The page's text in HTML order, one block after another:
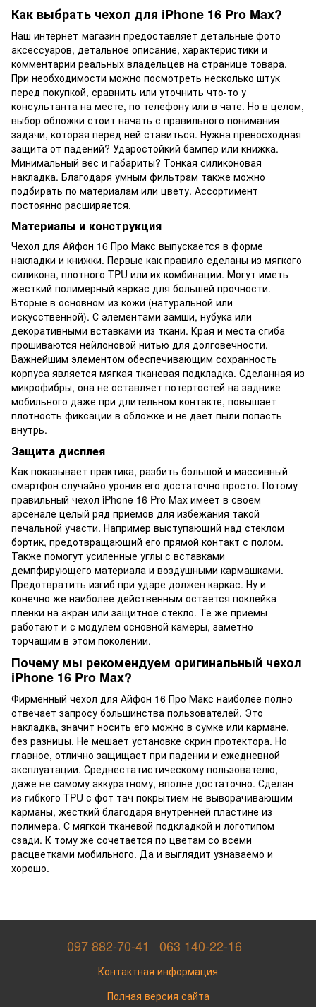
Как выбрать чехол для iPhone 16 Pro Max?
Наш интернет-магазин предоставляет детальные фото
аксессуаров, детальное описание, характеристики и
комментарии реальных владельцев на странице товара.
При необходимости можно посмотреть несколько штук
перед покупкой, сравнить или уточнить что-то у
консультанта на месте, по телефону или в чате. Но в целом,
выбор обложки стоит начать с правильного понимания
задачи, которая перед ней ставиться. Нужна превосходная
защита от падений? Ударостойкий бампер или книжка.
Минимальный вес и габариты? Тонкая силиконовая
накладка. Благодаря умным фильтрам также можно
подбирать по материалам или цвету. Ассортимент
постоянно расширяется.
Материалы и конструкция
Чехол для Айфон 16 Про Макс выпускается в форме
накладки и книжки. Первые как правило сделаны из мягкого
силикона, плотного TPU или их комбинации. Могут иметь
жесткий полимерный каркас для большей прочности.
Вторые в основном из кожи (натуральной или
искусственной). С элементами замши, нубука или
декоративными вставками из ткани. Края и места сгиба
прошиваются нейлоновой нитью для долговечности.
Важнейшим элементом обеспечивающим сохранность
корпуса является мягкая тканевая подкладка. Сделанная из
микрофибры, она не оставляет потертостей на заднике
мобильного даже при длительном контакте, повышает
плотность фиксации в обложке и не дает пыли попасть
внутрь.
Защита дисплея
Как показывает практика, разбить большой и массивный
смартфон случайно уронив его достаточно просто. Потому
правильный чехол iPhone 16 Pro Max имеет в своем
арсенале целый ряд приемов для избежания такой
печальной участи. Например выступающий над стеклом
бортик, предотвращающий его прямой контакт с полом.
Также помогут усиленные углы с вставками
демпфирующего материала и воздушными кармашками.
Предотвратить изгиб при ударе должен каркас. Ну и
конечно же наиболее действенным остается поклейка
пленки на экран или защитное стекло. Те же приемы
работают и с модулем основной камеры, заметно
торчащим в этом поколении.
Почему мы рекомендуем оригинальный чехол
iPhone 16 Pro Max?
Фирменный чехол для Айфон 16 Про Макс наиболее полно
отвечает запросу большинства пользователей. Это
накладка, значит носить его можно в сумке или кармане,
без разницы. Не мешает установке скрин протектора. Но
главное, отлично защищает при падении и ежедневной
эксплуатации. Среднестатистическому пользователю,
даже не самому аккуратному, вполне достаточно. Сделан
из гибкого TPU с фот тач покрытием не выворачивающим
карманы, жесткий благодаря внутренней пластине из
полимера. С мягкой тканевой подкладкой и логотипом
сзади. К тому же сочетается по цветам со всеми
расцветками мобильного. Да и выглядит узнаваемо и
хорошо.
097 882-70-41 063 140-22-16
Контактная информация
Полная версия сайта